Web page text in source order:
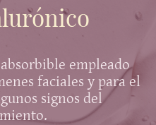
empleado
faciales y para el
signos del